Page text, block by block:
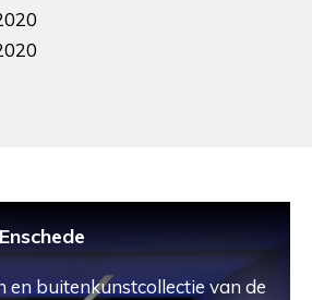
en buitenkunstcollectie van de